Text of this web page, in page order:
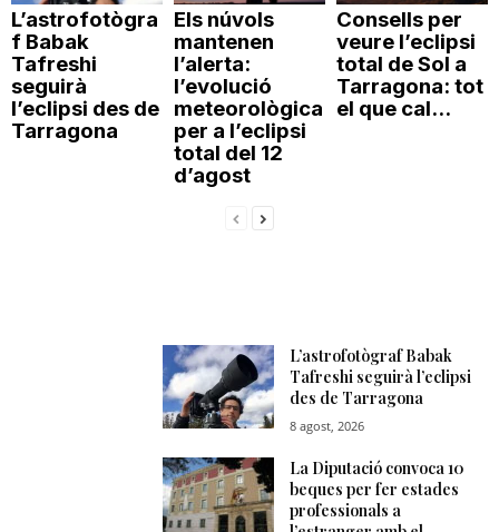
L’astrofotògra
f Babak
Tafreshi
seguirà
l’eclipsi des de
Tarragona
Els núvols
mantenen
l’alerta:
l’evolució
meteorològica
per a l’eclipsi
total del 12
d’agost
Consells per
veure l’eclipsi
total de Sol a
Tarragona: tot
el que cal...